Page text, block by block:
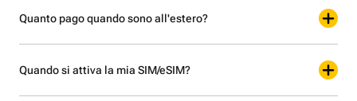
Quanto pago quando sono all'estero?
Quando si attiva la mia SIM/eSIM?